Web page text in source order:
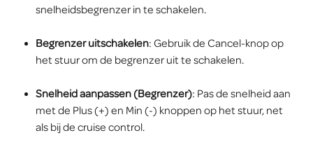
snelheidsbegrenzer in te schakelen.
Begrenzer uitschakelen: Gebruik de Cancel-knop op
het stuur om de begrenzer uit te schakelen.
Snelheid aanpassen (Begrenzer): Pas de snelheid aan
met de Plus (+) en Min (-) knoppen op het stuur, net
als bij de cruise control.